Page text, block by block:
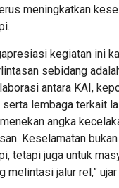
meningkatkan
kegiatan ini
sebidang
antara KAI,
lembaga terkait
angka
Keselamatan bukan
tetapi juga untuk
melintasi jalur rel,”